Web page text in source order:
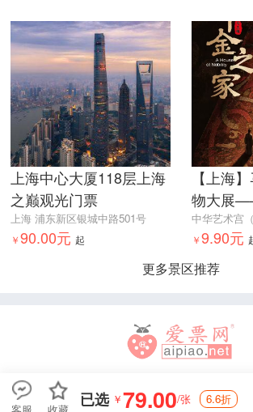
上海中心大厦118层上海
之巅观光门票
上海 浦东新区银城中路501号
￥90.00元 起
【上海
物大展
￥9.90元
更多景区推荐
已选 ￥79.00/张 6.6折